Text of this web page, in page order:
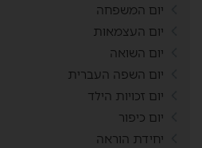
יום המשפחה
יום העצמאות
יום השואה
יום השפה העברית
יום זכויות הילד
יום כיפור
יחידת הוראה